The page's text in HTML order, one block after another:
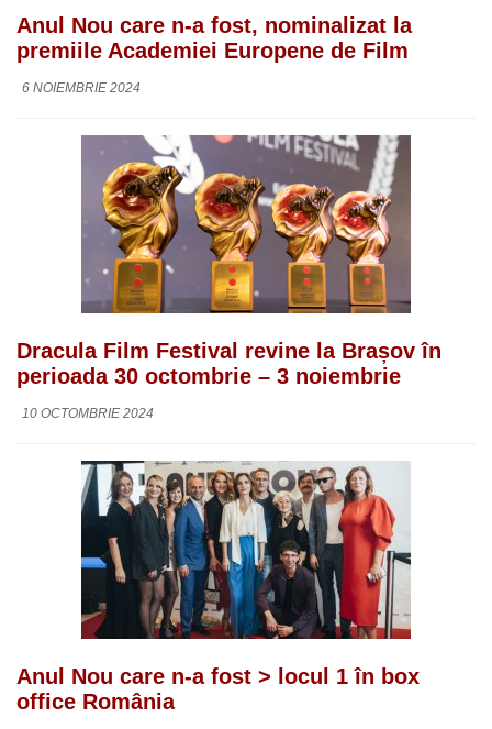
Anul Nou care n-a fost, nominalizat la
premiile Academiei Europene de Film
6 NOIEMBRIE 2024
Dracula Film Festival revine la Brașov în
perioada 30 octombrie – 3 noiembrie
10 OCTOMBRIE 2024
Anul Nou care n-a fost > locul 1 în box
office România